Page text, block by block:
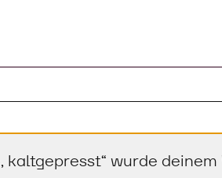
kaltgepresst“ wurde